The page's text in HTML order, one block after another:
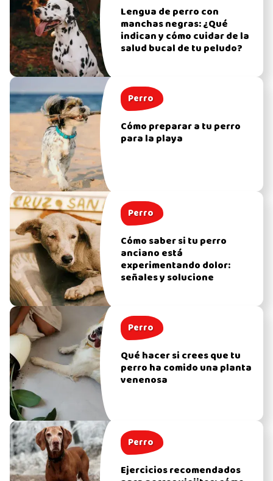
Lengua de perro con
manchas negras: ¿Qué
indican y cómo cuidar de la
salud bucal de tu peludo?
Perro
Cómo preparar a tu perro
para la playa
Perro
Cómo saber si tu perro
anciano está
experimentando dolor:
señales y solucione
Perro
Qué hacer si crees que tu
perro ha comido una planta
venenosa
Perro
Ejercicios recomendados